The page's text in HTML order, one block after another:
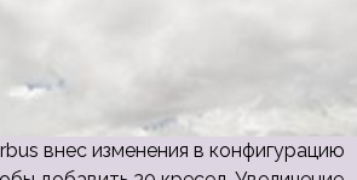
внес изменения в конфигурацию